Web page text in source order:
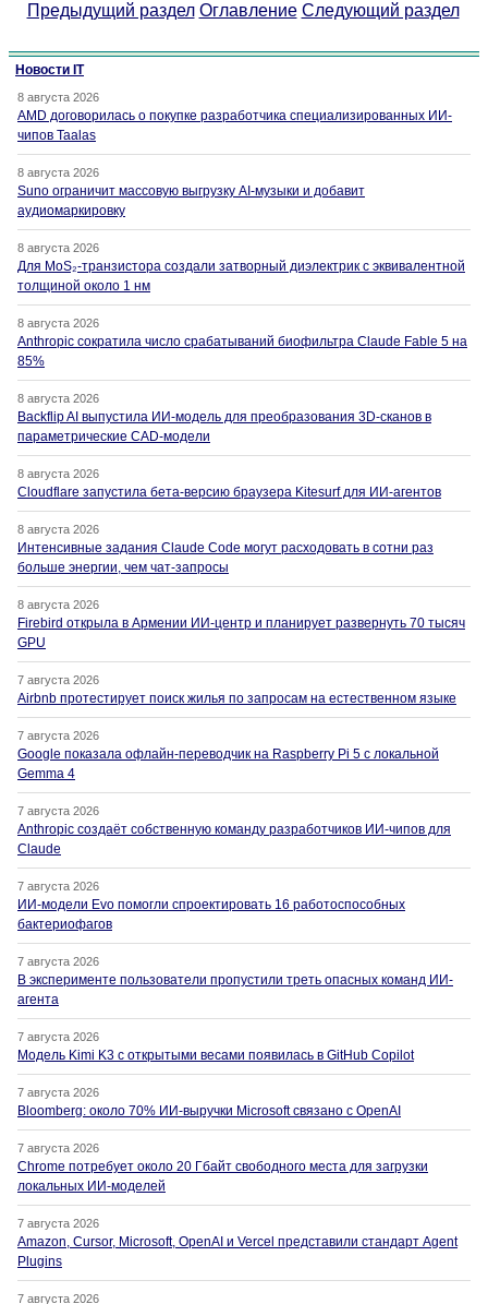
Предыдущий раздел Оглавление Следующий раздел
Новости IT
8 августа 2026
AMD договорилась о покупке разработчика специализированных ИИ-
чипов Taalas
8 августа 2026
Suno ограничит массовую выгрузку AI-музыки и добавит
аудиомаркировку
8 августа 2026
Для MoS₂-транзистора создали затворный диэлектрик с эквивалентной
толщиной около 1 нм
8 августа 2026
Anthropic сократила число срабатываний биофильтра Claude Fable 5 на
85%
8 августа 2026
Backflip AI выпустила ИИ-модель для преобразования 3D-сканов в
параметрические CAD-модели
8 августа 2026
Cloudflare запустила бета-версию браузера Kitesurf для ИИ-агентов
8 августа 2026
Интенсивные задания Claude Code могут расходовать в сотни раз
больше энергии, чем чат-запросы
8 августа 2026
Firebird открыла в Армении ИИ-центр и планирует развернуть 70 тысяч
GPU
7 августа 2026
Airbnb протестирует поиск жилья по запросам на естественном языке
7 августа 2026
Google показала офлайн-переводчик на Raspberry Pi 5 с локальной
Gemma 4
7 августа 2026
Anthropic создаёт собственную команду разработчиков ИИ-чипов для
Claude
7 августа 2026
ИИ-модели Evo помогли спроектировать 16 работоспособных
бактериофагов
7 августа 2026
В эксперименте пользователи пропустили треть опасных команд ИИ-
агента
7 августа 2026
Модель Kimi K3 с открытыми весами появилась в GitHub Copilot
7 августа 2026
Bloomberg: около 70% ИИ-выручки Microsoft связано с OpenAI
7 августа 2026
Chrome потребует около 20 Гбайт свободного места для загрузки
локальных ИИ-моделей
7 августа 2026
Amazon, Cursor, Microsoft, OpenAI и Vercel представили стандарт Agent
Plugins
7 августа 2026